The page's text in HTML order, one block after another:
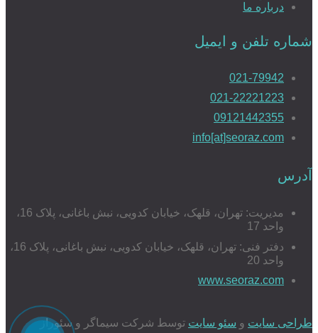
درباره ما
شماره تلفن و ایمیل
021-79942
021-22221223
09121442355
info[at]seoraz.com
آدرس
مدیریت: تهران، قلهک، خیابان کدویی، نبش باغانی، پلاک 16،
واحد 17
دفتر فنی: تهران، قلهک، خیابان کدویی، نبش باغانی، پلاک 16،
واحد 20
www.seoraz.com
طراحی سایت و سئو سایت توسط شرکت سیماگر و سئوراز